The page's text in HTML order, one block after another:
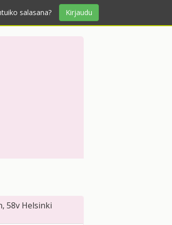
salasana? Kirjaudu
, 58v Helsinki